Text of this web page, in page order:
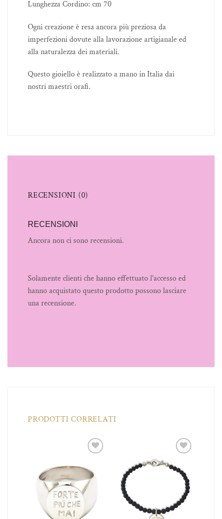
Lunghezza Cordino: cm 70
Ogni creazione è resa ancora più preziosa da
imperfezioni dovute alla lavorazione artigianale ed
alla naturalezza dei materiali.
Questo gioiello è realizzato a mano in Italia dai
nostri maestri orafi.
RECENSIONI (0)
RECENSIONI
Ancora non ci sono recensioni.
Solamente clienti che hanno effettuato l'accesso ed
hanno acquistato questo prodotto possono lasciare
una recensione.
PRODOTTI CORRELATI
alla lista
dei
desideri
alla lista
dei
desideri